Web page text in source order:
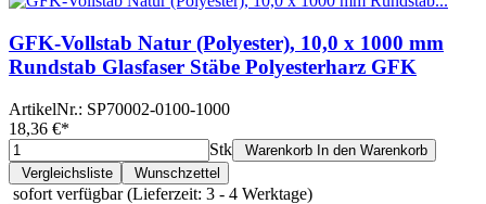
GFK-Vollstab Natur (Polyester), 10,0 x 1000 mm
Rundstab Glasfaser Stäbe Polyesterharz GFK
ArtikelNr.: SP70002-0100-1000
18,36 €*
Stk
Warenkorb In den Warenkorb
Vergleichsliste
Wunschzettel
sofort verfügbar(Lieferzeit: 3 - 4 Werktage)